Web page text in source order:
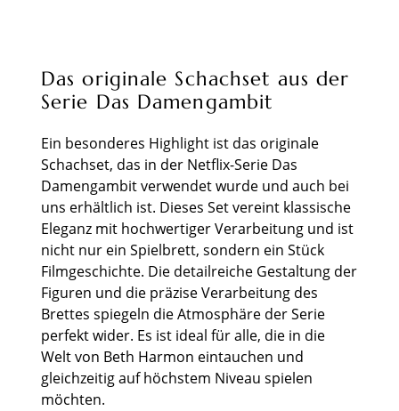
Das originale Schachset aus der
Serie Das Damengambit
Ein besonderes Highlight ist das originale
Schachset, das in der Netflix-Serie Das
Damengambit verwendet wurde und auch bei
uns erhältlich ist. Dieses Set vereint klassische
Eleganz mit hochwertiger Verarbeitung und ist
nicht nur ein Spielbrett, sondern ein Stück
Filmgeschichte. Die detailreiche Gestaltung der
Figuren und die präzise Verarbeitung des
Brettes spiegeln die Atmosphäre der Serie
perfekt wider. Es ist ideal für alle, die in die
Welt von Beth Harmon eintauchen und
gleichzeitig auf höchstem Niveau spielen
möchten.